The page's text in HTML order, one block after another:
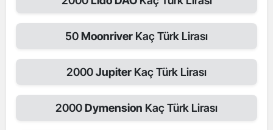
50Moonriver Kaç Türk Lirası
2000Jupiter Kaç Türk Lirası
2000Dymension Kaç Türk Lirası